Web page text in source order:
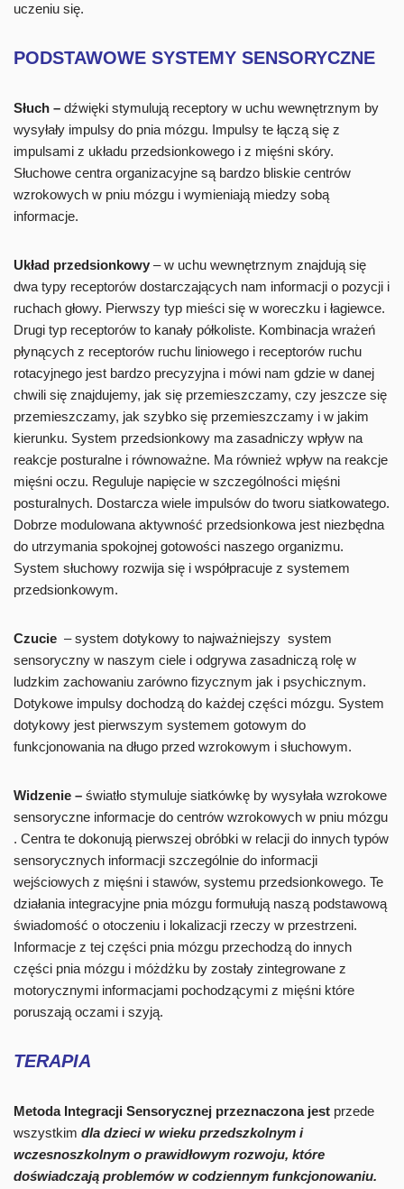
uczeniu się.
PODSTAWOWE SYSTEMY SENSORYCZNE
Słuch – dźwięki stymulują receptory w uchu wewnętrznym by
wysyłały impulsy do pnia mózgu. Impulsy te łączą się z
impulsami z układu przedsionkowego i z mięśni skóry.
Słuchowe centra organizacyjne są bardzo bliskie centrów
wzrokowych w pniu mózgu i wymieniają miedzy sobą
informacje.
Układ przedsionkowy – w uchu wewnętrznym znajdują się
dwa typy receptorów dostarczających nam informacji o pozycji i
ruchach głowy. Pierwszy typ mieści się w woreczku i łagiewce.
Drugi typ receptorów to kanały półkoliste. Kombinacja wrażeń
płynących z receptorów ruchu liniowego i receptorów ruchu
rotacyjnego jest bardzo precyzyjna i mówi nam gdzie w danej
chwili się znajdujemy, jak się przemieszczamy, czy jeszcze się
przemieszczamy, jak szybko się przemieszczamy i w jakim
kierunku. System przedsionkowy ma zasadniczy wpływ na
reakcje posturalne i równoważne. Ma również wpływ na reakcje
mięśni oczu. Reguluje napięcie w szczególności mięśni
posturalnych. Dostarcza wiele impulsów do tworu siatkowatego.
Dobrze modulowana aktywność przedsionkowa jest niezbędna
do utrzymania spokojnej gotowości naszego organizmu.
System słuchowy rozwija się i współpracuje z systemem
przedsionkowym.
Czucie – system dotykowy to najważniejszy system
sensoryczny w naszym ciele i odgrywa zasadniczą rolę w
ludzkim zachowaniu zarówno fizycznym jak i psychicznym.
Dotykowe impulsy dochodzą do każdej części mózgu. System
dotykowy jest pierwszym systemem gotowym do
funkcjonowania na długo przed wzrokowym i słuchowym.
Widzenie – światło stymuluje siatkówkę by wysyłała wzrokowe
sensoryczne informacje do centrów wzrokowych w pniu mózgu
. Centra te dokonują pierwszej obróbki w relacji do innych typów
sensorycznych informacji szczególnie do informacji
wejściowych z mięśni i stawów, systemu przedsionkowego. Te
działania integracyjne pnia mózgu formułują naszą podstawową
świadomość o otoczeniu i lokalizacji rzeczy w przestrzeni.
Informacje z tej części pnia mózgu przechodzą do innych
części pnia mózgu i móżdżku by zostały zintegrowane z
motorycznymi informacjami pochodzącymi z mięśni które
poruszają oczami i szyją.
TERAPIA
Metoda Integracji Sensorycznej przeznaczona jest przede
wszystkim dla dzieci w wieku przedszkolnym i
wczesnoszkolnym o prawidłowym rozwoju, które
doświadczają problemów w codziennym funkcjonowaniu.